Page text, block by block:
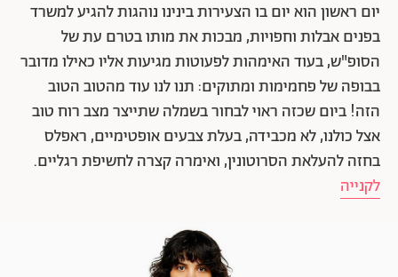
יום ראשון הוא יום בו הצעירות בינינו נוהגות להגיע למשרד
בפנים אבלות וחפויות, מבכות את מותו בטרם עת של
הסופ"ש, בעוד האימהות לפעוטות מגיעות אליו כאילו מדובר
בבופה של פחמימות ומתוקים: תנו לנו עוד מהטוב הטוב
הזה! ביום שכזה ראוי לבחור בשמלה שתייצר מצב רוח טוב
אצל כולנו, לא מכבידה, בעלת צבעים אופטימיים, ראפלס
בחזה להעלאת הסרוטונין, ואימרה קצרה לחשיפת רגליים.
לקנייה